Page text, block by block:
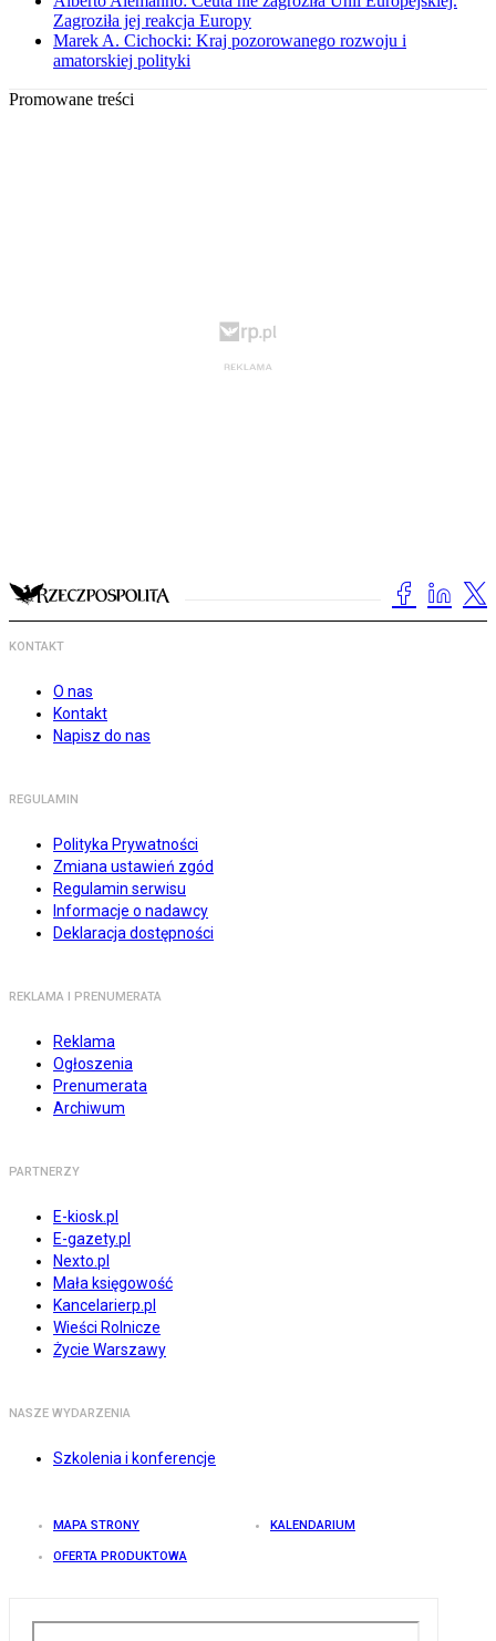
Zagroziła jej reakcja Europy
Marek A. Cichocki: Kraj pozorowanego rozwoju i
amatorskiej polityki
Promowane treści
KONTAKT
O nas
Kontakt
Napisz do nas
REGULAMIN
Polityka Prywatności
Zmiana ustawień zgód
Regulamin serwisu
Informacje o nadawcy
Deklaracja dostępności
REKLAMA I PRENUMERATA
Reklama
Ogłoszenia
Prenumerata
Archiwum
PARTNERZY
E-kiosk.pl
E-gazety.pl
Nexto.pl
Mała księgowość
Kancelarierp.pl
Wieści Rolnicze
Życie Warszawy
NASZE WYDARZENIA
Szkolenia i konferencje
MAPA STRONY KALENDARIUM
OFERTA PRODUKTOWA